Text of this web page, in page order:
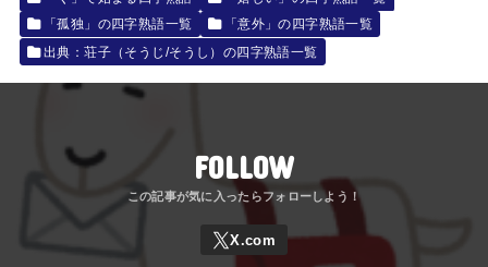
「孤独」の四字熟語一覧
「意外」の四字熟語一覧
出典：荘子（そうじ/そうし）の四字熟語一覧
FOLLOW